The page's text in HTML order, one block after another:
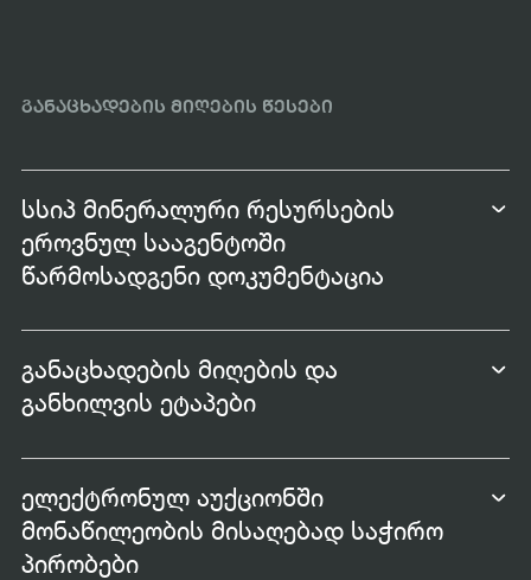
განაცხადების მიღების წესები
სსიპ მინერალური რესურსების
ეროვნულ სააგენტოში
წარმოსადგენი დოკუმენტაცია
განაცხადების მიღების და
განხილვის ეტაპები
ელექტრონულ აუქციონში
მონაწილეობის მისაღებად საჭირო
პირობები